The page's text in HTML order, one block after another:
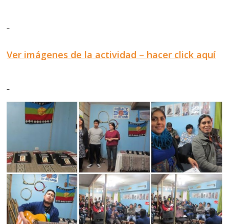
Ver imágenes de la actividad – hacer click aquí